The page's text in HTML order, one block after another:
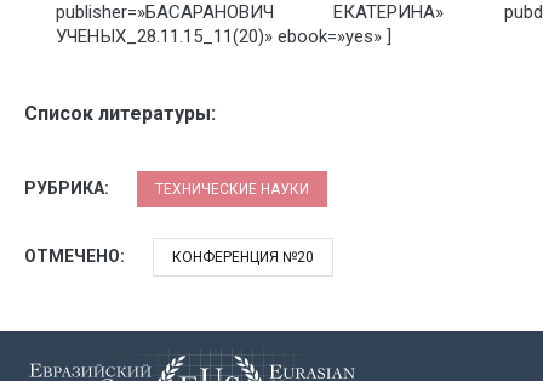
publisher=»БАСАРАНОВИЧ ЕКАТЕРИНА»
УЧЕНЫХ_28.11.15_11(20)» ebook=»yes» ]
Список литературы:
РУБРИКА: ТЕХНИЧЕСКИЕ НАУКИ
ОТМЕЧЕНО: КОНФЕРЕНЦИЯ №20